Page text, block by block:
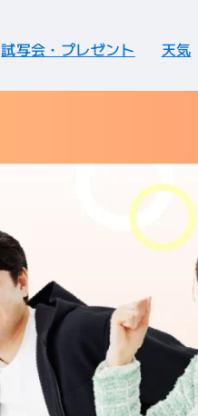
試写会・プレゼント 天気